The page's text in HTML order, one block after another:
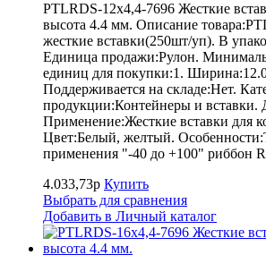
PTLRDS-12x4,4-7696 Жесткие
высота 4.4 мм. Описание
жесткие вставки(250шт/уп). В
Единица продажи:Рулон.
единиц для покупки:1.
Поддерживается на складе:Нет.
продукции:Контейнеры и вставки.
Применение:Жесткие вставки для
Цвет:Белый, желтый.
применения "-40 до +100" риббон
4.033,73р Купить
Выбрать для сравнения
Добавить в Личный каталог